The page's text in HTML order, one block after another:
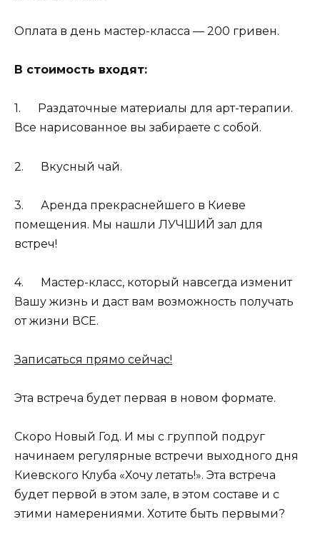
Оплата в день мастер-класса — 200 гривен.
В стоимость входят:
1. Раздаточные материалы для арт-терапии.
Все нарисованное вы забираете с собой.
2. Вкусный чай.
3. Аренда прекраснейшего в Киеве
помещения. Мы нашли ЛУЧШИЙ зал для
встреч!
4. Мастер-класс, который навсегда изменит
Вашу жизнь и даст вам возможность получать
от жизни ВСЕ.
Записаться прямо сейчас!
Эта встреча будет первая в новом формате.
Скоро Новый Год. И мы с группой подруг
начинаем регулярные встречи выходного дня
Киевского Клуба «Хочу летать!». Эта встреча
будет первой в этом зале, в этом составе и с
этими намерениями. Хотите быть первыми?